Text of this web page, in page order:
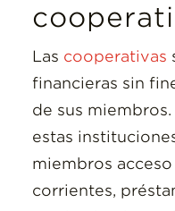
Las cooperativas
financieras sin
de sus
estas
miembros
corrientes,